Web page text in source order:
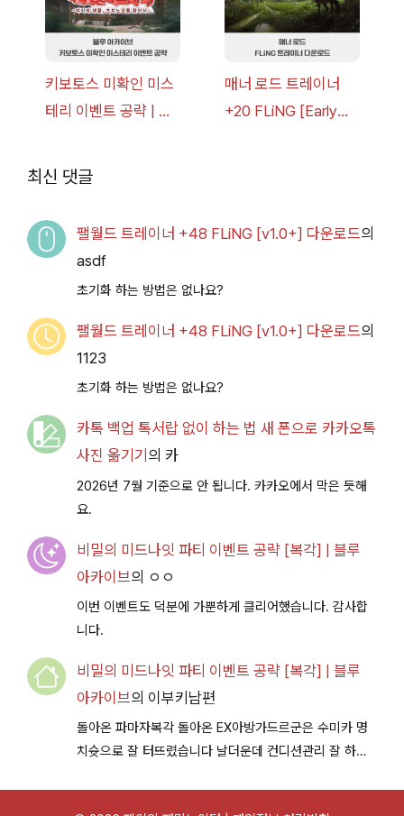
키보토스 미확인 미스
테리 이벤트 공략 | 블
매너 로드 트레이너
+20 FLiNG [Early
최신 댓글
팰월드 트레이너 +48 FLiNG [v1.0+] 다운로드의
asdf
초기화 하는 방법은 없나요?
팰월드 트레이너 +48 FLiNG [v1.0+] 다운로드의
1123
초기화 하는 방법은 없나요?
카톡 백업 톡서랍 없이 하는 법 새 폰으로 카카오톡
사진 옮기기 의 카
2026년 7월 기준으로 안 됩니다. 카카오에서 막은 듯해
요.
비밀의 미드나잇 파티 이벤트 공략 [복각] | 블루
아카이브의 ㅇㅇ
이번 이벤트도 덕분에 가뿐하게 클리어했습니다. 감사합
니다.
비밀의 미드나잇 파티 이벤트 공략 [복각] | 블루
아카이브의 이부키남편
돌아온 파마자복각 돌아온 EX아방가드르군은 수미카 명
치슛으로 잘 터뜨렸습니다 날더운데 컨디션관리 잘 하시